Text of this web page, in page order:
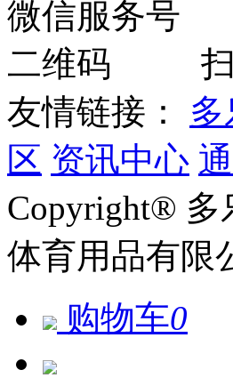
友情链接：
区 资讯中心
Copyright® 多
体育用品有限
购物车0